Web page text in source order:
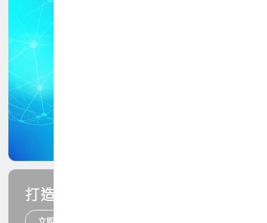
打造您的PCB專業技能